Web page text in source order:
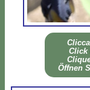
Click
Öff­nen